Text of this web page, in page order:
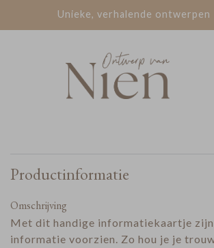
Unieke, verhalende ontwerpen
Productinformatie
Omschrijving
Met dit handige informatiekaartje
informatie voorzien. Zo hou je je